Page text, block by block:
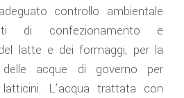
controllo ambientale
di confezionamento e
latte e dei formaggi, per la
delle acque di governo per
L’acqua trattata con